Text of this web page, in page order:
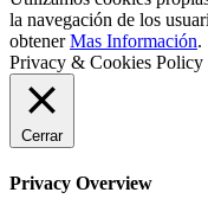
la navegación de los
obtenerMas Información.
Privacy & Cookies Policy
Cerrar
Privacy Overview